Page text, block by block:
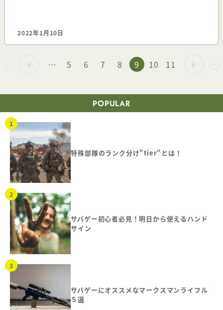
2022年1月10日
… 5 6 7 8 9 10 11
POPULAR
特殊部隊のランク分け"tier"とは！
サバゲー初心者必見！明日から使えるハンド
サイン
サバゲーにオススメなマークスマンライフル
５選